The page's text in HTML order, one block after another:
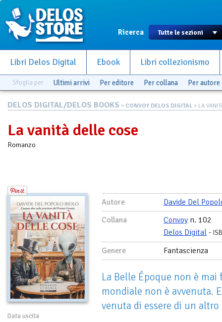
Ricerca
Libri Delos Digital Ebook Libri collezionismo
Sfoglia per Ultimi arrivi Per editore Per collana Per autore
DELOS DIGITAL/DELOS BOOKS > CONVOY DELOS DIGITAL > LA
La vanità delle cose
Romanzo
Data uscita
Autore
Davide Del
Collana
Convoy n. 102
Delos Digital -
Genere Fantascienza
La Belle Époque non è
mondiale non è avvenuta.
venuta di essere di un